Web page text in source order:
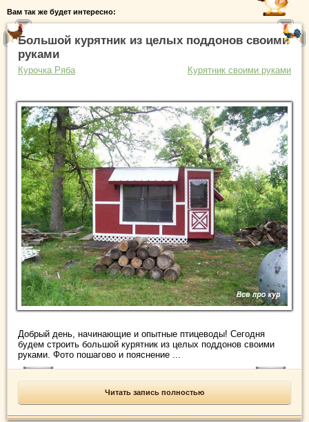
Вам так же будет интересно:
Большой курятник из целых поддонов своими
руками
Курочка Ряба Курятник своими руками
Добрый день, начинающие и опытные птицеводы! Сегодня
будем строить большой курятник из целых поддонов своими
руками. Фото пошагово и пояснение ...
Читать запись полностью